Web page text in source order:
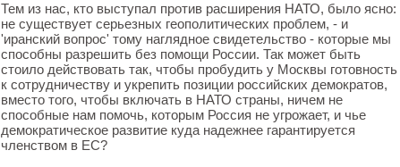
Тем из нас, кто выступал против расширения НАТО, было ясно:
не существует серьезных геополитических проблем, - и
'иранский вопрос' тому наглядное свидетельство - которые мы
способны разрешить без помощи России. Так может быть
стоило действовать так, чтобы пробудить у Москвы готовность
к сотрудничеству и укрепить позиции российских демократов,
вместо того, чтобы включать в НАТО страны, ничем не
способные нам помочь, которым Россия не угрожает, и чье
демократическое развитие куда надежнее гарантируется
членством в ЕС?